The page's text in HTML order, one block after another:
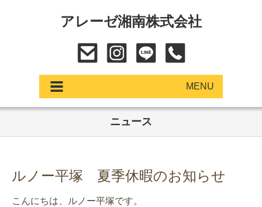
アレーゼ湘南株式会社
MENU
中古車
ニュース
ルノー平塚 夏季休暇のお知らせ
こんにちは、ルノー平塚です。